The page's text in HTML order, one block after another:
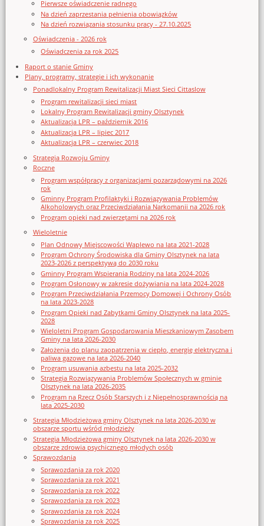
Pierwsze oświadczenie radnego
Na dzień zaprzestania pełnienia obowiązków
Na dzień rozwiązania stosunku pracy - 27.10.2025
Oświadczenia - 2026 rok
Oświadczenia za rok 2025
Raport o stanie Gminy
Plany, programy, strategie i ich wykonanie
Ponadlokalny Program Rewitalizacji Miast Sieci Cittaslow
Program rewitalizacji sieci miast
Lokalny Program Rewitalizacji gminy Olsztynek
Aktualizacja LPR – październik 2016
Aktualizacja LPR – lipiec 2017
Aktualizacja LPR – czerwiec 2018
Strategia Rozwoju Gminy
Roczne
Program współpracy z organizacjami pozarządowymi na 2026
rok
Gminny Program Profilaktyki i Rozwiązywania Problemów
Alkoholowych oraz Przeciwdziałania Narkomanii na 2026 rok
Program opieki nad zwierzętami na 2026 rok
Wieloletnie
Plan Odnowy Miejscowości Waplewo na lata 2021-2028
Program Ochrony Środowiska dla Gminy Olsztynek na lata
2023-2026 z perspektywą do 2030 roku
Gminny Program Wspierania Rodziny na lata 2024-2026
Program Osłonowy w zakresie dożywiania na lata 2024-2028
Program Przeciwdziałania Przemocy Domowej i Ochrony Osób
na lata 2023-2028
Program Opieki nad Zabytkami Gminy Olsztynek na lata 2025-
2028
Wieloletni Program Gospodarowania Mieszkaniowym Zasobem
Gminy na lata 2026-2030
Założenia do planu zaopatrzenia w ciepło, energię elektryczna i
paliwa gazowe na lata 2026-2040
Program usuwania azbestu na lata 2025-2032
Strategia Rozwiązywania Problemów Społecznych w gminie
Olsztynek na lata 2026-2035
Program na Rzecz Osób Starszych i z Niepełnosprawnością na
lata 2025-2030
Strategia Młodzieżowa gminy Olsztynek na lata 2026-2030 w
obszarze sportu wśród młodzieży
Strategia Młodzieżowa gminy Olsztynek na lata 2026-2030 w
obszarze zdrowia psychicznego młodych osób
Sprawozdania
Sprawozdania za rok 2020
Sprawozdania za rok 2021
Sprawozdania za rok 2022
Sprawozdania za rok 2023
Sprawozdania za rok 2024
Sprawozdania za rok 2025